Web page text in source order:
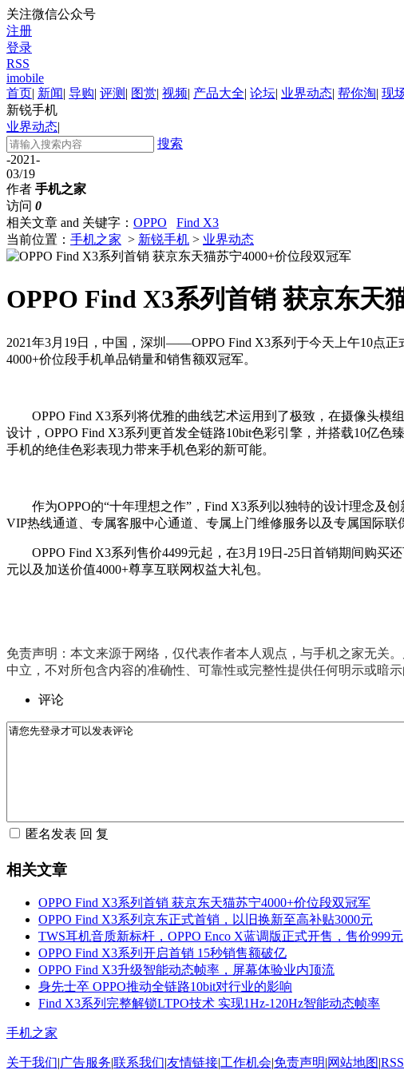
关注微信公众号
注册
登录
RSS
imobile
首页| 新闻| 导购| 评测 | 图赏| 视频| 产品大全| 论坛| 业界动态| 帮你淘| 现
新锐手机
业界动态|
搜索
-2021-
03/19
作者 手机之家
访问 0
相关文章 and 关键字： OPPO
Find X3
当前位置： 手机之家 > 新锐手机 > 业界动态
OPPO Find X3系列首销 获京东天
2021年3月19日，中国，深圳——OPPO Find X3系列于今天上午10点
4000+价位段手机单品销量和销售额双冠军。
OPPO Find X3系列将优雅的曲线艺术运用到了极致，在摄像头模
设计，OPPO Find X3系列更首发全链路10bit色彩引擎，并搭载10亿
手机的绝佳色彩表现力带来手机色彩的新可能。
作为OPPO的“十年理想之作”，Find X3系列以独特的设计理念及创
VIP热线通道、专属客服中心通道、专属上门维修服务以及专属国际联
OPPO Find X3系列售价4499元起，在3月19日-25日首销期间购买
元以及加送价值4000+尊享互联网权益大礼包。
免责声明：本文来源于网络，仅代表作者本人观点，与手机之家无关
中立，不对所包含内容的准确性、可靠性或完整性提供任何明示或暗
评论
相关文章
OPPO Find X3系列首销 获京东天猫苏宁4000+价位段双冠军
OPPO Find X3系列京东正式首销，以旧换新至高补贴3000元
TWS耳机音质新标杆，OPPO Enco X蓝调版正式开售，售价999元
OPPO Find X3系列开启首销 15秒销售额破亿
OPPO Find X3升级智能动态帧率，屏幕体验业内顶流
身先士卒 OPPO推动全链路10bit对行业的影响
Find X3系列完整解锁LTPO技术 实现1Hz-120Hz智能动态帧率
手机之家
关于我们|广告服务|联系我们|友情链接|工作机会|免责声明|网站地图|RSS